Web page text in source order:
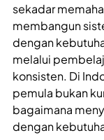
sekadar
membangun
dengan
melalui
konsisten. Di
pemula bukan
bagaimana
dengan